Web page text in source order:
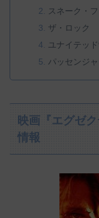
スネーク・
ザ・ロック
ユナイテッ
パッセンジ
映画『エグゼ
情報